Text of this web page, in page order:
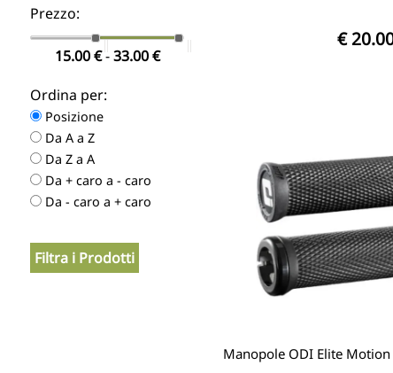
Prezzo:
15.00€-33.00€
Ordina per:
Posizione
Da A a Z
Da Z a A
Da + caro a - caro
Da - caro a + caro
€
Manopole ODI Elite